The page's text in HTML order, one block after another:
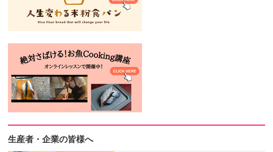
生産者・企業の皆様へ